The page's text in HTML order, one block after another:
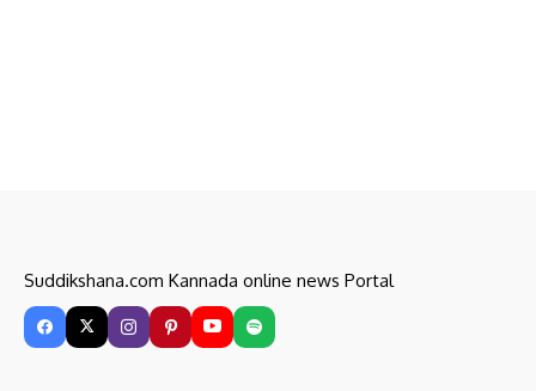
Suddikshana.com Kannada online news Portal